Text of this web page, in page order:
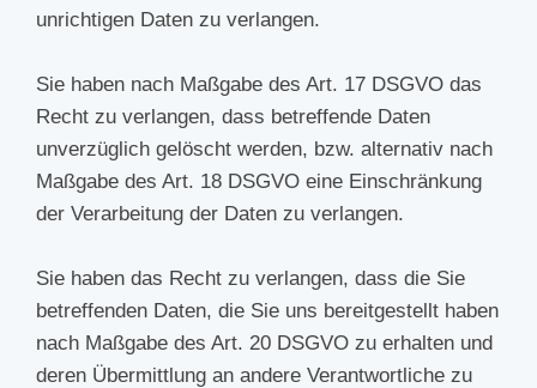
unrichtigen Daten zu verlangen.
Sie haben nach Maßgabe des Art. 17 DSGVO das
Recht zu verlangen, dass betreffende Daten
unverzüglich gelöscht werden, bzw. alternativ nach
Maßgabe des Art. 18 DSGVO eine Einschränkung
der Verarbeitung der Daten zu verlangen.
Sie haben das Recht zu verlangen, dass die Sie
betreffenden Daten, die Sie uns bereitgestellt haben
nach Maßgabe des Art. 20 DSGVO zu erhalten und
deren Übermittlung an andere Verantwortliche zu